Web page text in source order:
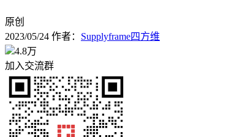
原创
2023/05/24 作者： Supplyframe四方维
4.8万
加入交流群